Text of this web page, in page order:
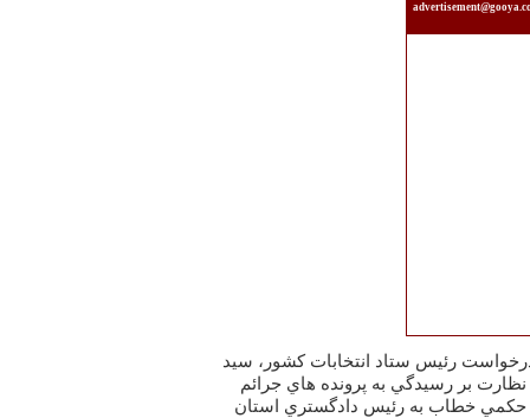
رئيس ستاد انتخابات كشور، سيد
بر رسيدگي به پرونده هاي جرائم
حكمي خطاب به رئيس دادگستري استان